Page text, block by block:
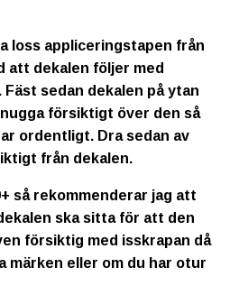
loss appliceringstapen från
att dekalen följer med
sedan dekalen på ytan
försiktigt över den så
ordentligt. Dra sedan av
från dekalen.
så rekommenderar jag att
ska sitta för att den
försiktig med isskrapan då
märken eller om du har otur